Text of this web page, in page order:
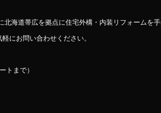
海道帯広を拠点に住宅外構・内装リフォームを手
にお問い合わせください。
トまで）